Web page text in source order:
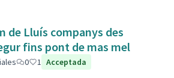
de Lluís companys des
fins pont de mas mel
0 1 Acceptada